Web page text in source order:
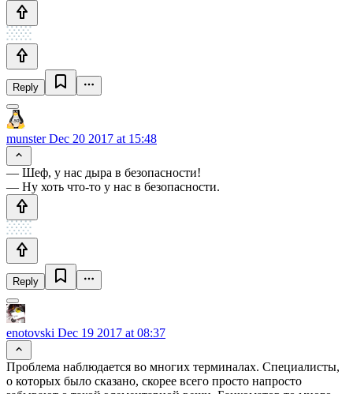
Reply
munsterDec 20 2017 at 15:48
— Шеф, у нас дыра в безопасности!
— Ну хоть что-то у нас в безопасности.
Reply
enotovski Dec 19 2017 at 08:37
Проблема наблюдается во многих терминалах. Специалисты,
о которых было сказано, скорее всего просто напросто